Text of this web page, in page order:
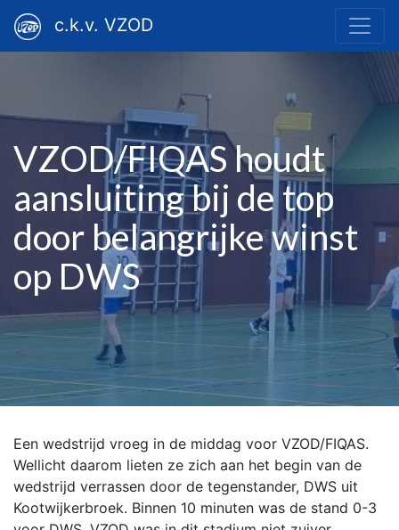
c.k.v. VZOD
VZOD/FIQAS houdt
aansluiting bij de top
door belangrijke winst
op DWS
Een wedstrijd vroeg in de middag voor VZOD/FIQAS.
Wellicht daarom lieten ze zich aan het begin van de
wedstrijd verrassen door de tegenstander, DWS uit
Kootwijkerbroek. Binnen 10 minuten was de stand 0-3